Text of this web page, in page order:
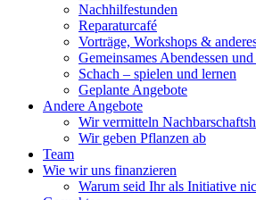
Nachhilfestunden
Reparaturcafé
Vorträge, Workshops &
Gemeinsames Abendessen
Schach – spielen und lernen
Geplante Angebote
Andere Angebote
Wir vermitteln
Wir geben Pflanzen ab
Team
Wie wir uns finanzieren
Warum seid Ihr als Initiative